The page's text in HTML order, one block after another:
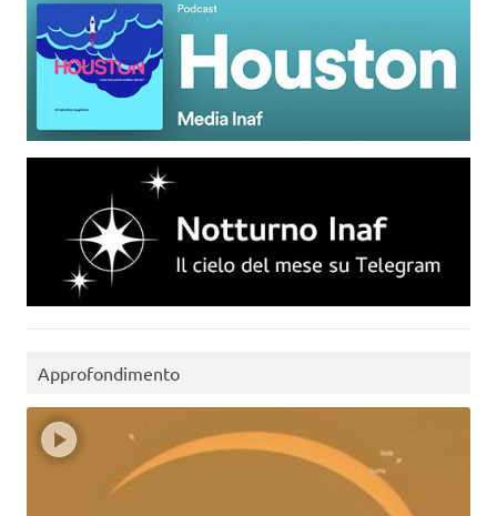
Approfondimento